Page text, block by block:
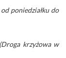
od poniedziałku do
(Droga krzyżowa w